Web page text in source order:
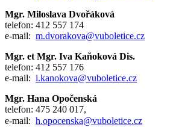
Mgr. Miloslava Dvořáková
telefon: 412 557 174
e-mail: m.dvorakova@vuboletice.cz
Mgr. et Mgr. Iva Kaňoková Dis.
telefon: 412 557 176
e-mail: i.kanokova@vuboletice.cz
Mgr. Hana Opočenská
telefon: 475 240 017,
e-mail: h.opocenska@vuboletice.cz